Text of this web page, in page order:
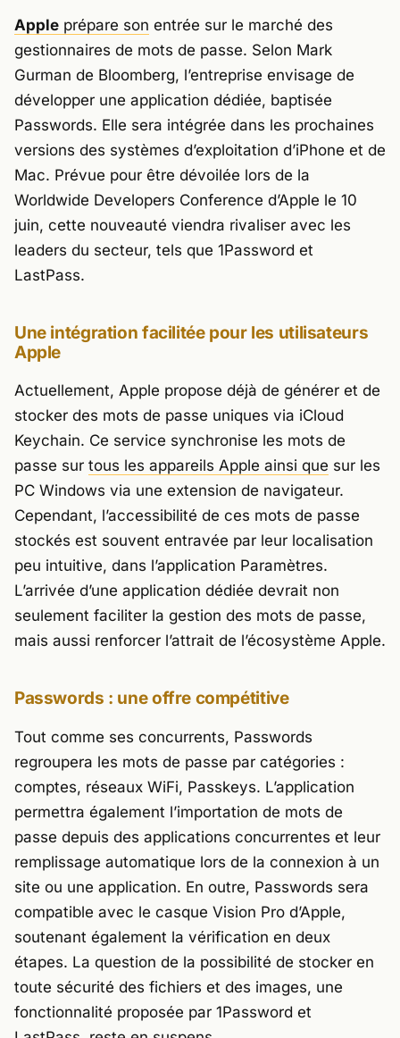
Apple prépare son entrée sur le marché des
gestionnaires de mots de passe. Selon Mark
Gurman de Bloomberg, l’entreprise envisage de
développer une application dédiée, baptisée
Passwords. Elle sera intégrée dans les prochaines
versions des systèmes d’exploitation d’iPhone et de
Mac. Prévue pour être dévoilée lors de la
Worldwide Developers Conference d’Apple le 10
juin, cette nouveauté viendra rivaliser avec les
leaders du secteur, tels que 1Password et
LastPass.
Une intégration facilitée pour les utilisateurs
Apple
Actuellement, Apple propose déjà de générer et de
stocker des mots de passe uniques via iCloud
Keychain. Ce service synchronise les mots de
passe sur tous les appareils Apple ainsi que sur les
PC Windows via une extension de navigateur.
Cependant, l’accessibilité de ces mots de passe
stockés est souvent entravée par leur localisation
peu intuitive, dans l’application Paramètres.
L’arrivée d’une application dédiée devrait non
seulement faciliter la gestion des mots de passe,
mais aussi renforcer l’attrait de l’écosystème Apple.
Passwords : une offre compétitive
Tout comme ses concurrents, Passwords
regroupera les mots de passe par catégories :
comptes, réseaux WiFi, Passkeys. L’application
permettra également l’importation de mots de
passe depuis des applications concurrentes et leur
remplissage automatique lors de la connexion à un
site ou une application. En outre, Passwords sera
compatible avec le casque Vision Pro d’Apple,
soutenant également la vérification en deux
étapes. La question de la possibilité de stocker en
toute sécurité des fichiers et des images, une
fonctionnalité proposée par 1Password et